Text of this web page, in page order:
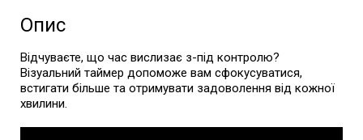
Опис
Відчуваєте, що час вислизає з-під контролю?
Візуальний таймер допоможе вам сфокусуватися,
встигати більше та отримувати задоволення від кожної
хвилини.